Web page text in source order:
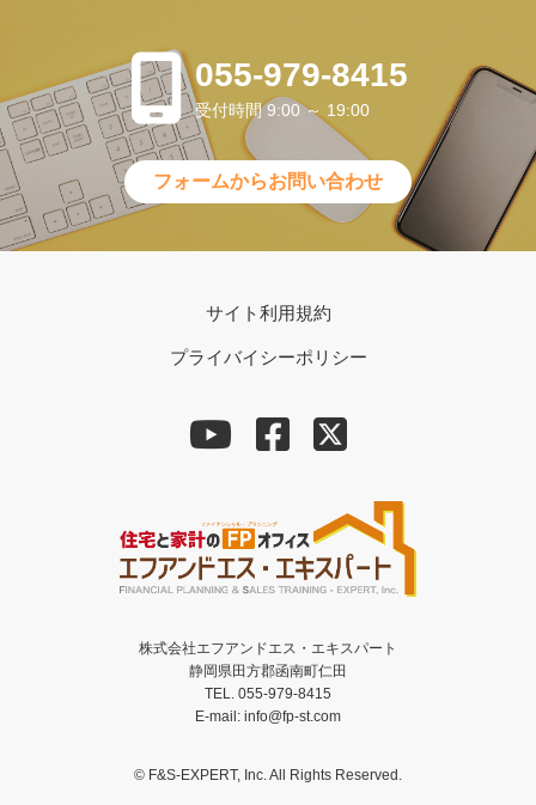
055-979-8415
受付時間 9:00 ～ 19:00
フォームからお問い合わせ
サイト利用規約
プライバイシーポリシー
株式会社エフアンドエス・エキスパート
静岡県田方郡函南町仁田
TEL. 055-979-8415
E-mail: info@fp-st.com
© F&S-EXPERT, Inc. All Rights Reserved.